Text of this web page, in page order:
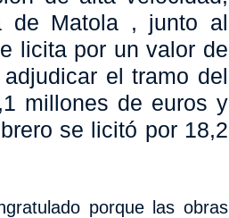
de Matola , junto al
licita por un valor de
el tramo del
millones de euros y
se licitó por 18,2
porque las obras